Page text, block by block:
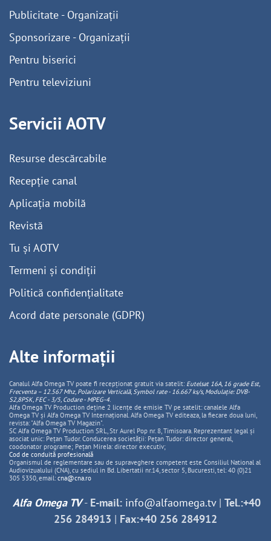
Publicitate - Organizații
Sponsorizare - Organizații
Pentru biserici
Pentru televiziuni
Servicii AOTV
Resurse descărcabile
Recepție canal
Aplicația mobilă
Revistă
Tu și AOTV
Termeni și condiții
Politică confidențialitate
Acord date personale (GDPR)
Alte informații
Canalul Alfa Omega TV poate fi recepționat gratuit via satelit: Eutelsat 16A, 16 grade Est,
Frecventa – 12.567 Mhz, PolarizareVerticală, Symbol rate - 16.667 ks/s, Modulație: DVB-
S2,8PSK, FEC - 3/5, Codare - MPEG-4.
Alfa Omega TV Production deține 2 licențe de emisie TV pe satelit: canalele Alfa
Omega TV și Alfa Omega TV Internațional. Alfa Omega TV editeaza, la fiecare doua luni,
revista: "Alfa Omega TV Magazin".
SC Alfa Omega TV Production SRL, Str Aurel Pop nr. 8, Timisoara. Reprezentant legal și
asociat unic: Pețan Tudor. Conducerea societății: Pețan Tudor: director general,
coodonator programe; Pețan Mirela: director executiv;
Cod de conduită profesională
Organismul de reglementare sau de supraveghere competent este Consiliul National al
Audiovizualului (CNA), cu sediul in Bd. Libertatii nr.14, sector 5, Bucuresti, tel: 40 (0)21
305 5350, email: cna@cna.ro
Alfa Omega TV- E-mail: info@alfaomega.tv| Tel.:+40
256 284913 | Fax:+40 256 284912